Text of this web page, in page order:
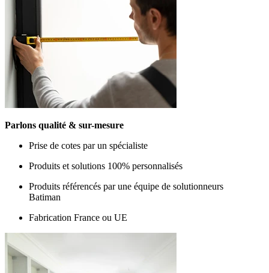
Parlons qualité & sur-mesure
Prise de cotes par un spécialiste
Produits et solutions 100% personnalisés
Produits référencés par une équipe de solutionneurs
Batiman
Fabrication France ou UE